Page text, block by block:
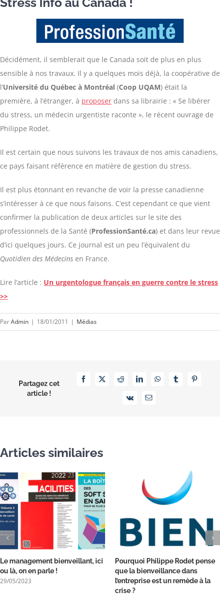
Décidément, il semblerait que le Canada soit de plus en plus
sensible à nos travaux. Il y a quelques mois déjà, la coopérative de
l’Université du Québec à Montréal (Coop UQAM) était la
première, à l’étranger, à proposer dans sa librairie : « Se libérer
du stress, un médecin urgentiste raconte », le récent ouvrage de
Philippe Rodet.
Il est certain que nous suivons les travaux de nos amis canadiens,
ce pays faisant référence en matière de gestion du stress.
Il est plus étonnant en revanche de voir la presse canadienne
s’intéresser à ce que nous faisons. C’est cependant ce que vient
confirmer la publication de deux articles sur le site des
professionnels de la Santé (ProfessionSanté.ca) et dans leur revue
d’ici quelques jours. Ce journal est un peu l’équivalent du
Quotidien des Médecins en France.
Lire l’article : Un urgentologue français en guerre contre le stress
>>
ParAdmin | 18/01/2011 | Médias
Partagez cet
article !
Facebook
X RedditLinkedInWhatsAppTumblrPinterest
Vk Email
Articles similaires
Le management bienveillant, ici
ou là, on en parle !
29/05/2023
Pourquoi Philippe Rodet pense
que la bienveillance dans
l’entreprise est un remède à la
crise ?